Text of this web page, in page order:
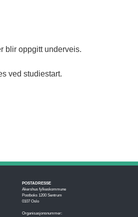
blir oppgitt underveis.
ved studiestart.
POSTADRESSE
Akershus fylkeskommune
Postboks 1200 Sentrum
0107 Oslo
Organisasjonsnummer: